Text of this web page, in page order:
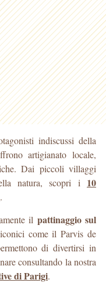
indiscussi della
artigianato locale,
Dai piccoli villaggi
natura, scopri i 10
.
il pattinaggio sul
come il Parvis de
di divertirsi in
consultando la nostra
di Parigi.